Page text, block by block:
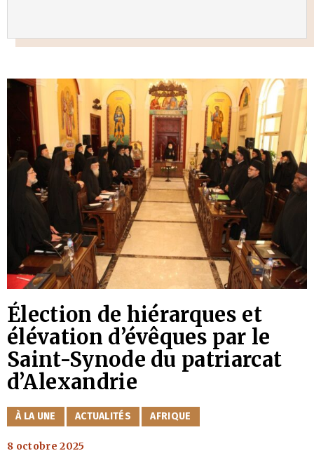
Élection de hiérarques et
élévation d’évêques par le
Saint-Synode du patriarcat
d’Alexandrie
CATÉGORIES
À LA UNE ACTUALITÉS AFRIQUE
8 octobre 2025